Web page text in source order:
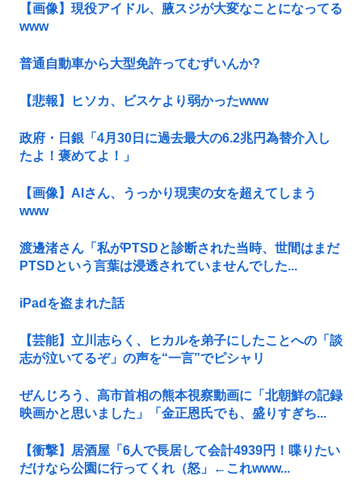
【画像】現役アイドル、腋スジが大変なことになってる
www
普通自動車から大型免許ってむずいんか?
【悲報】ヒソカ、ビスケより弱かったwww
政府・日銀「4月30日に過去最大の6.2兆円為替介入し
たよ！褒めてよ！」
【画像】AIさん、うっかり現実の女を超えてしまう
www
渡邊渚さん「私がPTSDと診断された当時、世間はまだ
PTSDという言葉は浸透されていませんでした...
iPadを盗まれた話
【芸能】立川志らく、ヒカルを弟子にしたことへの「談
志が泣いてるぞ」の声を“一言”でピシャリ
ぜんじろう、高市首相の熊本視察動画に「北朝鮮の記録
映画かと思いました」「金正恩氏でも、盛りすぎち...
【衝撃】居酒屋「6人で長居して会計4939円！喋りたい
だけなら公園に行ってくれ（怒」←これwww...